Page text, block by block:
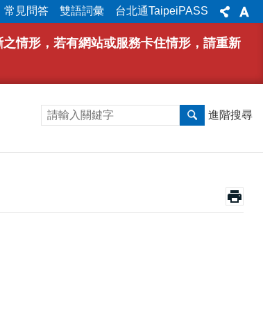
常見問答 雙語詞彙 台北通TaipeiPASS
情形，若有網站或服務卡住情形，請重新
進階搜尋